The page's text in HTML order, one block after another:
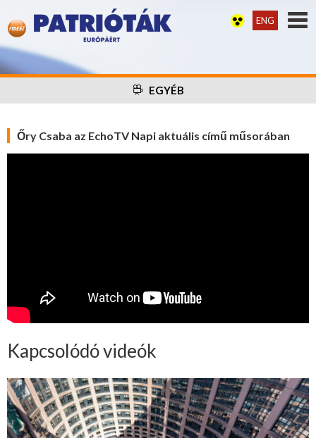
ENG
EGYÉB
Őry Csaba az EchoTV Napi aktuális című műsorában
Kapcsolódó videók